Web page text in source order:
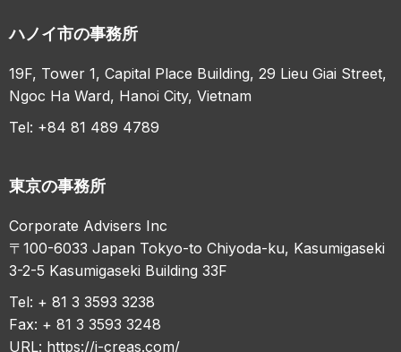
ハノイ市の事務所
19F, Tower 1, Capital Place Building, 29 Lieu Giai Street,
Ngoc Ha Ward, Hanoi City, Vietnam
Tel: +84 81 489 4789
東京の事務所
Corporate Advisers Inc
〒100-6033 Japan Tokyo-to Chiyoda-ku, Kasumigaseki
3-2-5 Kasumigaseki Building 33F
Tel: + 81 3 3593 3238
Fax: + 81 3 3593 3248
URL: https://j-creas.com/